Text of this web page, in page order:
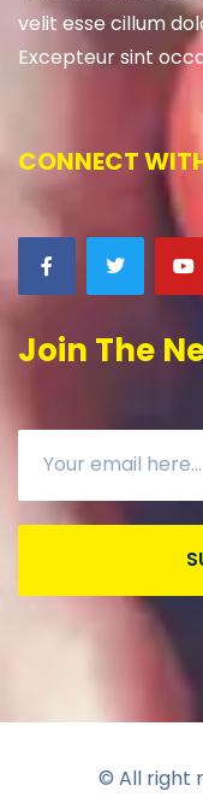
velit esse cillum
Excepteur sint
CONNECT
Join The
© All right